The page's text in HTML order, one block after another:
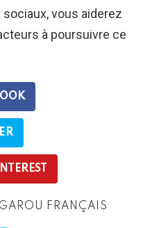
vous aiderez
à poursuivre ce
FRANÇAIS